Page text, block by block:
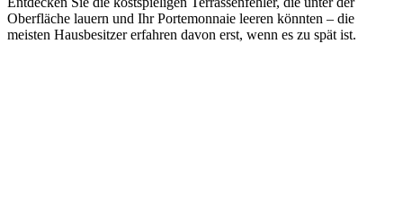
Oberfläche lauern und Ihr Portemonnaie leeren könnten – die
meisten Hausbesitzer erfahren davon erst, wenn es zu spät ist.